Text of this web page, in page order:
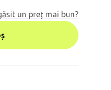
un preț mai bun?